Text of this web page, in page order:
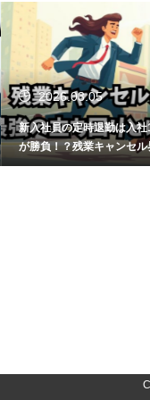
2026.03.05
新入社員の定時退勤は入社
が勝負！？残業キャンセル
スマートな立ち回り方